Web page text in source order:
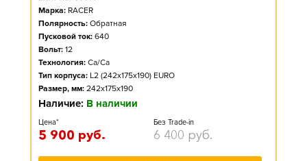
Марка: RACER
Полярность: Обратная
Пусковой ток: 640
Вольт: 12
Технология: Ca/Ca
Тип корпуса: L2 (242x175x190) EURO
Размер, мм: 242x175x190
Наличие: В наличии
Цена*
5 900 руб.
Без Trade-in
6 400 руб.